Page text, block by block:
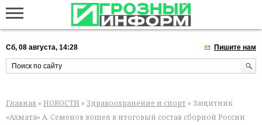
Сб, 08 августа, 14:28 Пишите нам
Главная » НОВОСТИ » Здравоохранение и спорт » Защитник
«Ахмата» А. Семенов вошел в итоговый состав сборной России